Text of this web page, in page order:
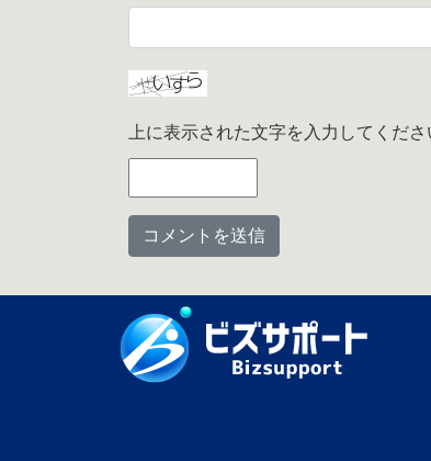
上に表示された文字を入力してくださ